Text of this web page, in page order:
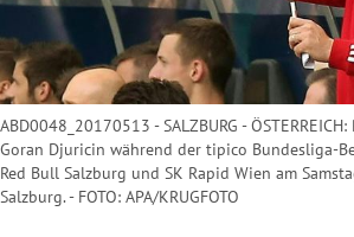
ABD0048_20170513 - SALZBURG -
Goran Djuricin während der tipico Bundesliga-
Red Bull Salzburg und SK Rapid Wien am
Salzburg. - FOTO: APA/KRUGFOTO